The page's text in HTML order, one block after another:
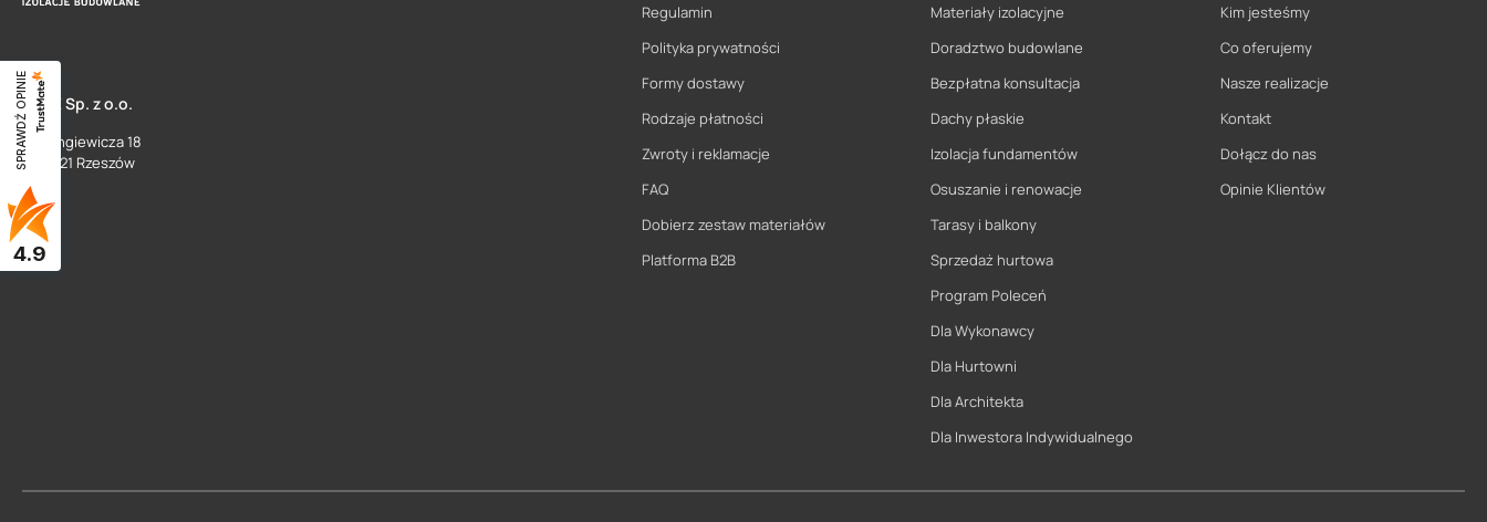
SUEZ Sp. z o.o.
ul. Langiewicza 18
35 - 021 Rzeszów
Regulamin
Polityka prywatności
Formy dostawy
Rodzaje płatności
Zwroty i reklamacje
FAQ
Dobierz zestaw materiałów
Platforma B2B
Materiały izolacyjne
Doradztwo budowlane
Bezpłatna konsultacja
Dachy płaskie
Izolacja fundamentów
Osuszanie i renowacje
Tarasy i balkony
Sprzedaż hurtowa
Program Poleceń
Dla Wykonawcy
Dla Hurtowni
Dla Architekta
Dla Inwestora Indywidualnego
Kim jesteśmy
Co oferujemy
Nasze realizacje
Kontakt
Dołącz do nas
Opinie Klientów
SPRAWDŹ OPINIE
4.9